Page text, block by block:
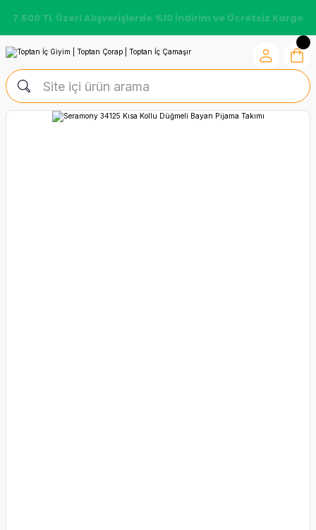
7.500 TL Üzeri Alışverişlerde %10 İndirim ve Ücretsiz Kargo